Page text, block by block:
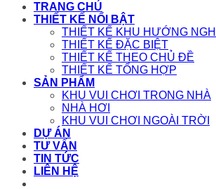
TRANG CHỦ
THIẾT KẾ NỔI BẬT
THIẾT KẾ KHU HƯỚNG
THIẾT KẾ ĐẶC BIỆT
THIẾT KẾ THEO CHỦ ĐỀ
THIẾT KẾ TỔNG HỢP
SẢN PHẨM
KHU VUI CHƠI TRONG NHÀ
NHÀ HƠI
KHU VUI CHƠI NGOÀI TRỜI
DỰ ÁN
TƯ VẤN
TIN TỨC
LIÊN HỆ